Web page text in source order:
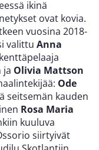
ikinä
ovat kovia.
vuosina 2018-
valittu Anna
ja Olivia Mattson
Ode
seitsemän kauden
Rosa Maria
kuuluva
siirtyivät